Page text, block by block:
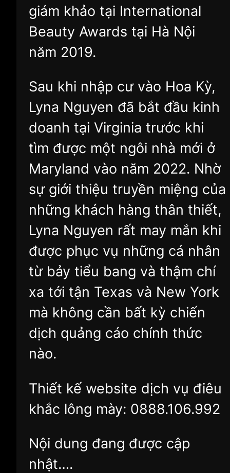
giám khảo tại International
Beauty Awards tại Hà Nội
năm 2019.
Sau khi nhập cư vào Hoa Kỳ,
Lyna Nguyen đã bắt đầu kinh
doanh tại Virginia trước khi
tìm được một ngôi nhà mới ở
Maryland vào năm 2022. Nhờ
sự giới thiệu truyền miệng của
những khách hàng thân thiết,
Lyna Nguyen rất may mắn khi
được phục vụ những cá nhân
từ bảy tiểu bang và thậm chí
xa tới tận Texas và New York
mà không cần bất kỳ chiến
dịch quảng cáo chính thức
nào.
Thiết kế website dịch vụ điêu
khắc lông mày: 0888.106.992
Nội dung đang được cập
nhật….